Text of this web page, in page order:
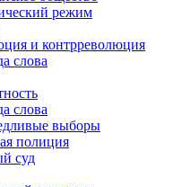
режим
и контрреволюция
слова
слова
выборы
полиция
суд